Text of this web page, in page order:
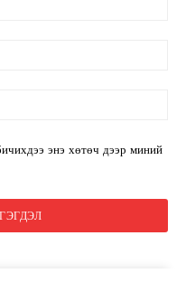
энэ хөтөч дээр миний